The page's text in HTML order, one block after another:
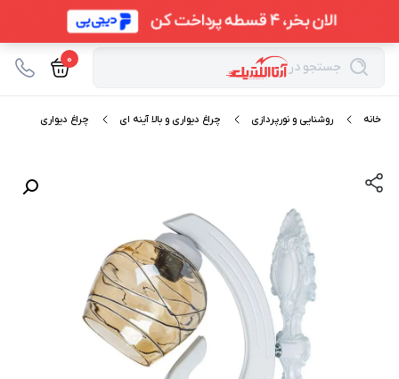
جستجو در 0
خانه روشنایی و نورپردازی چراغ دیواری و بالا آینه ای چراغ دیواری